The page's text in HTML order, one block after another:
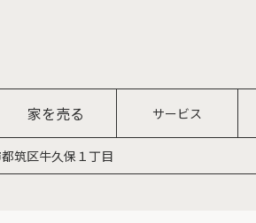
家を売る サービス
筑区牛久保１丁目